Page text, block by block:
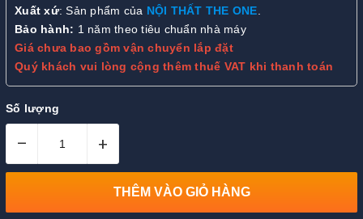
Xuất xứ: Sản phẩm của NỘI THẤT THE ONE.
Bảo hành: 1 năm theo tiêu chuẩn nhà máy
Giá chưa bao gồm vận chuyển lắp đặt
Quý khách vui lòng cộng thêm thuế VAT khi thanh toán
Số lượng
– +
THÊM VÀO GIỎ HÀNG